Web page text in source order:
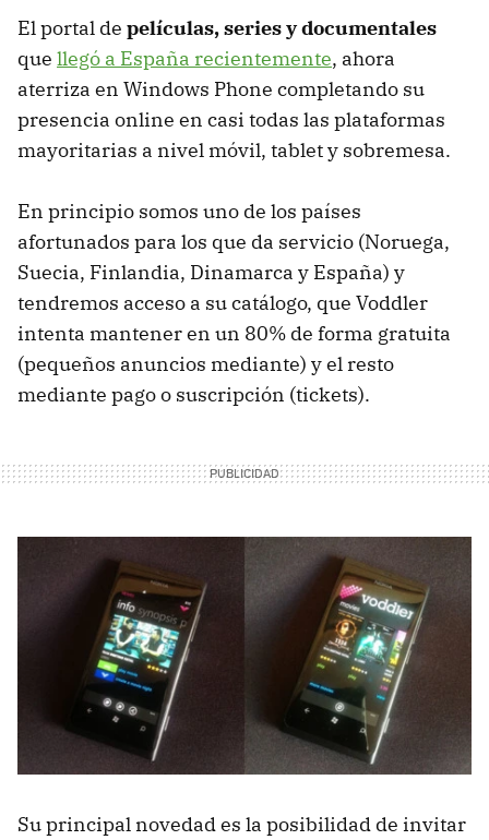
El portal de películas, series y documentales
que llegó a España recientemente, ahora
aterriza en Windows Phone completando su
presencia online en casi todas las plataformas
mayoritarias a nivel móvil, tablet y sobremesa.
En principio somos uno de los países
afortunados para los que da servicio (Noruega,
Suecia, Finlandia, Dinamarca y España) y
tendremos acceso a su catálogo, que Voddler
intenta mantener en un 80% de forma gratuita
(pequeños anuncios mediante) y el resto
mediante pago o suscripción (tickets).
Su principal novedad es la posibilidad de invitar